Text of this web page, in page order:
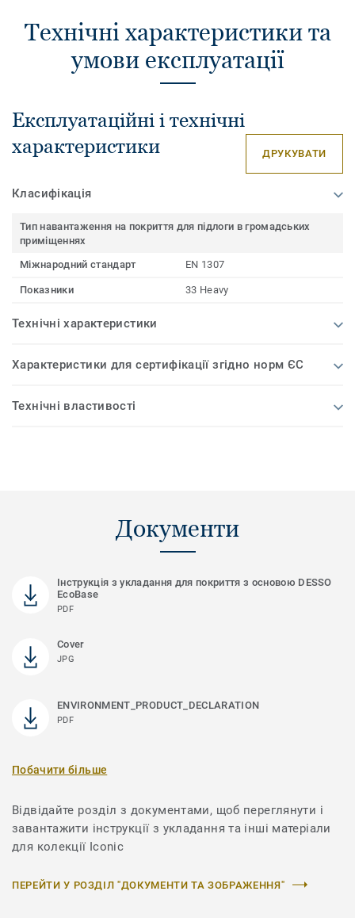
Технічні характеристики та
умови експлуатації
Експлуатаційні і технічні
характеристики
ДРУКУВАТИ
Класифікація
Тип навантаження на покриття для підлоги в громадських
приміщеннях
Міжнародний стандарт
EN 1307
Показники 33 Heavy
Технічні характеристики
Характеристики для сертифікації згідно норм ЄС
Технічні властивості
Документи
Інструкція з укладання для покриття з основою DESSO
EcoBase
PDF
Cover
JPG
ENVIRONMENT_PRODUCT_DECLARATION
PDF
Побачити більше
Відвідайте розділ з документами, щоб переглянути і
завантажити інструкції з укладання та інші матеріали
для колекції Iconic
ПЕРЕЙТИ У РОЗДІЛ "ДОКУМЕНТИ ТА ЗОБРАЖЕННЯ"